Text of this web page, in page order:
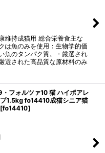
維持成猫用 総合栄養食主な
は魚のみを使用：生物学的価
魚のタンパク質。・厳選され
選された高品質な原材料のみ
フォルツァ10 猫 ハイポアレ
1.5kg fo14410成猫シニア猫
[fo14410]